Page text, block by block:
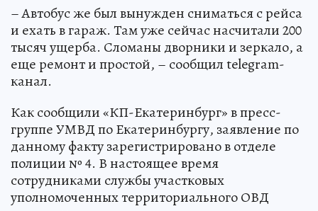
– Автобус же был вынужден сниматься с рейса
и ехать в гараж. Там уже сейчас насчитали 200
тысяч ущерба. Сломаны дворники и зеркало, а
еще ремонт и простой, – сообщил telegram-
канал.
Как сообщили «КП-Екатеринбург» в пресс-
группе УМВД по Екатеринбургу, заявление по
данному факту зарегистрировано в отделе
полиции № 4. В настоящее время
сотрудниками службы участковых
уполномоченных территориального ОВД